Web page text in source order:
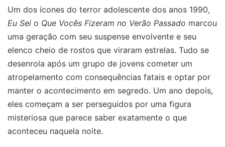
Um dos ícones do terror adolescente dos anos 1990,
Eu Sei o Que Vocês Fizeram no Verão Passado marcou
uma geração com seu suspense envolvente e seu
elenco cheio de rostos que viraram estrelas. Tudo se
desenrola após um grupo de jovens cometer um
atropelamento com consequências fatais e optar por
manter o acontecimento em segredo. Um ano depois,
eles começam a ser perseguidos por uma figura
misteriosa que parece saber exatamente o que
aconteceu naquela noite.